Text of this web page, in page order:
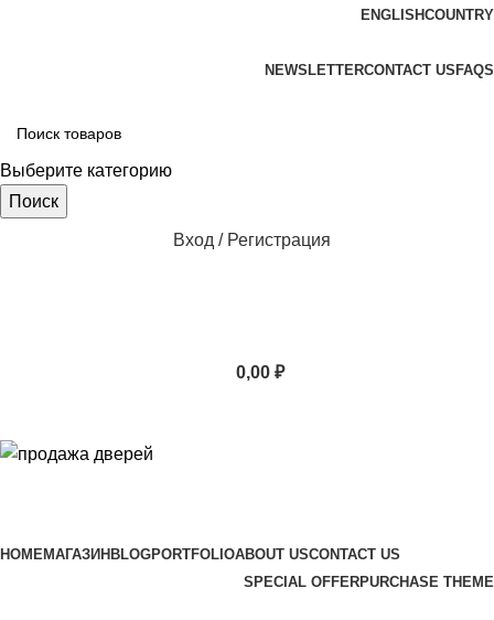
ENGLISHCOUNTRY
NEWSLETTERCONTACT US FAQS
Выберите категорию
Поиск
Вход / Регистрация
0,00 ₽
HOMEМАГАЗИН BLOGPORTFOLIOABOUT USCONTACT US
SPECIAL OFFERPURCHASE THEME